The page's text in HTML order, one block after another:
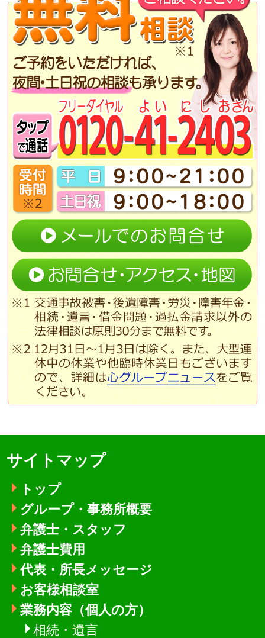
サイトマップ
トップ
グループ・事務所概要
弁護士・スタッフ
弁護士費用
代表・所長メッセージ
お客様相談室
業務内容（個人の方）
相続・遺言